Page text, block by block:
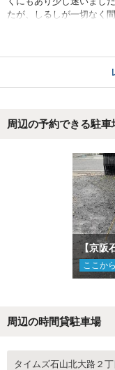
たが、しるしが一切なく
その他は特に問題なく利
りますが格安でとてもお
また利用したいです。
周辺の予約できる駐車
ここから
周辺の時間貸駐車場
タイムズ石山北大路２丁